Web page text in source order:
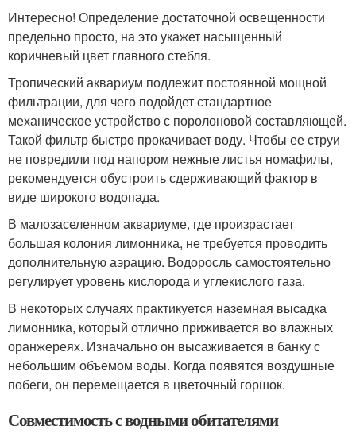
Интересно! Определение достаточной освещенности
предельно просто, на это укажет насыщенный
коричневый цвет главного стебля.
Тропический аквариум подлежит постоянной мощной
фильтрации, для чего подойдет стандартное
механическое устройство с поролоновой составляющей.
Такой фильтр быстро прокачивает воду. Чтобы ее струи
не повредили под напором нежные листья номафилы,
рекомендуется обустроить сдерживающий фактор в
виде широкого водопада.
В малозаселенном аквариуме, где произрастает
большая колония лимонника, не требуется проводить
дополнительную аэрацию. Водоросль самостоятельно
регулирует уровень кислорода и углекислого газа.
В некоторых случаях практикуется наземная высадка
лимонника, который отлично приживается во влажных
оранжереях. Изначально он высаживается в банку с
небольшим объемом воды. Когда появятся воздушные
побеги, он перемещается в цветочный горшок.
Совместимость с водными обитателями